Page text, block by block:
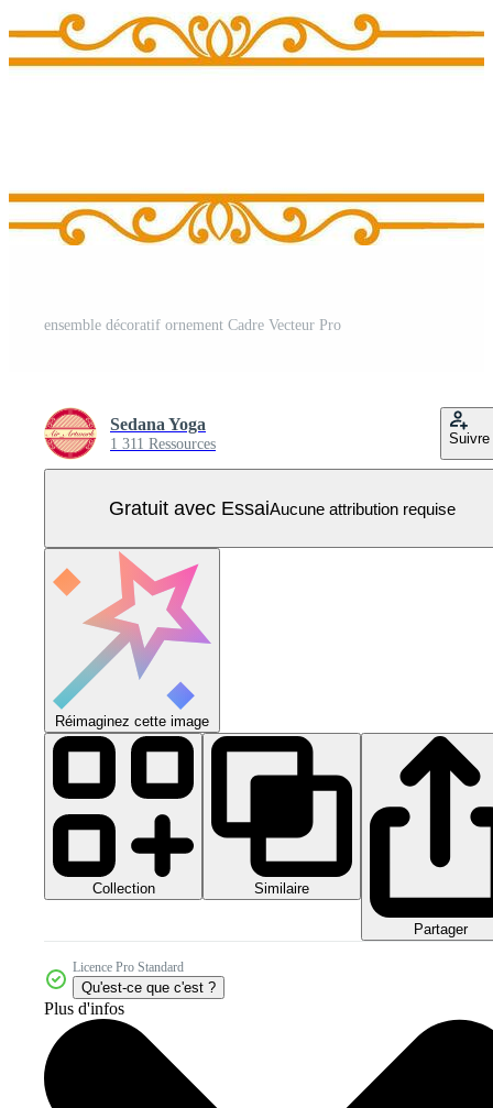
ensemble décoratif ornement Cadre Vecteur Pro
Sedana Yoga
1 311 Ressources Suivre
Gratuit avec EssaiAucune attribution requise
Réimaginez cette image
Collection Similaire
Partager
Licence Pro Standard
Qu'est-ce que c'est ?
Plus d'infos